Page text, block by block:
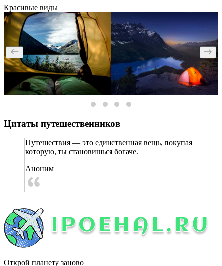
Красивые виды
Цитаты путешественников
Путешествия — это единственная вещь, покупая
которую, ты становишься богаче.
Аноним
Открой планету заново